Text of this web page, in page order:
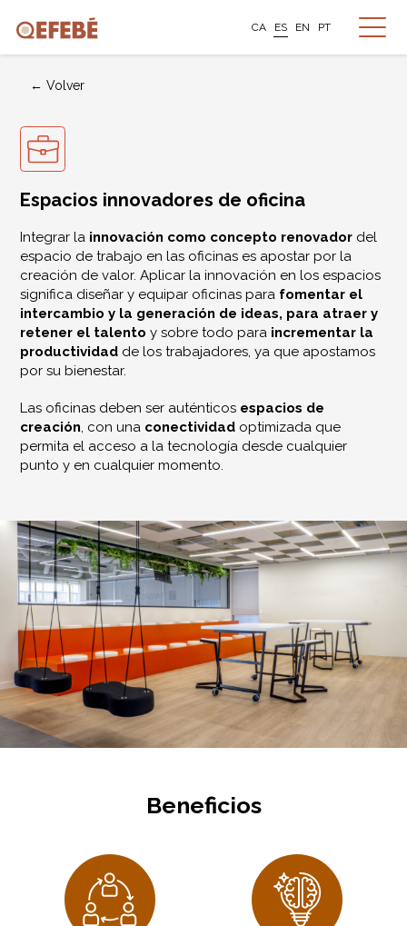
CA ES EN PT
← Volver
Espacios innovadores de oficina
Integrar la innovación como concepto renovador del
espacio de trabajo en las oficinas es apostar por la
creación de valor. Aplicar la innovación en los espacios
significa diseñar y equipar oficinas para fomentar el
intercambio y la generación de ideas, para atraer y
retener el talento y sobre todo para incrementar la
productividad de los trabajadores, ya que apostamos
por su bienestar.
Las oficinas deben ser auténticos espacios de
creación, con una conectividad optimizada que
permita el acceso a la tecnología desde cualquier
punto y en cualquier momento.
Beneficios